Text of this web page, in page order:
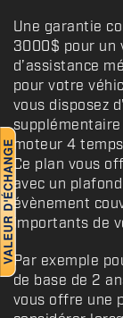
Une garantie
3000$ pour un
d’assistance
pour votre
vous disposez
moteur 4
Ce plan vous
avec un
évènement
importants de
Par exemple
de base de 2
vous offre une